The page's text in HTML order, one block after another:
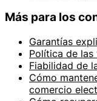
Más para los
Garantías
Política de
Fiabilidad de
Cómo
comercio